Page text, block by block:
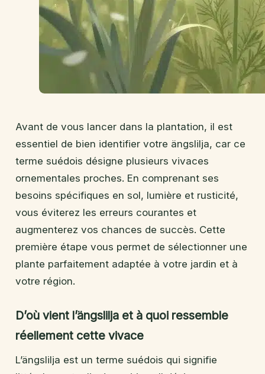
Avant de vous lancer dans la plantation, il est
essentiel de bien identifier votre ängslilja, car ce
terme suédois désigne plusieurs vivaces
ornementales proches. En comprenant ses
besoins spécifiques en sol, lumière et rusticité,
vous éviterez les erreurs courantes et
augmenterez vos chances de succès. Cette
première étape vous permet de sélectionner une
plante parfaitement adaptée à votre jardin et à
votre région.
D’où vient l’ängslilja et à quoi ressemble
réellement cette vivace
L’ängslilja est un terme suédois qui signifie